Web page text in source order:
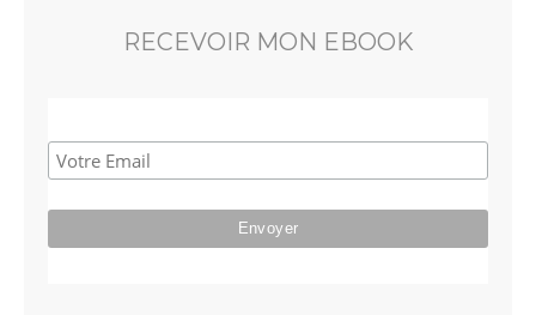
RECEVOIR MON EBOOK